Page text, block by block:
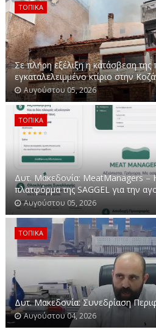
ΤΟΠΙΚΑ
Σε πλήρη εξέλιξη η κατάσβεση της
εγκαταλελειμμένο κτίριο στην
Αυγούστου 05, 2026
ΤΟΠΙΚΑ
Δυτ. Μακεδονία: MeatManagers –
πλατφόρμα της SAGGEL για την
Αυγούστου 05, 2026
ΤΟΠΙΚΑ
Δυτ. Μακεδονία: Συνεδρίαση
Αυγούστου 04, 2026